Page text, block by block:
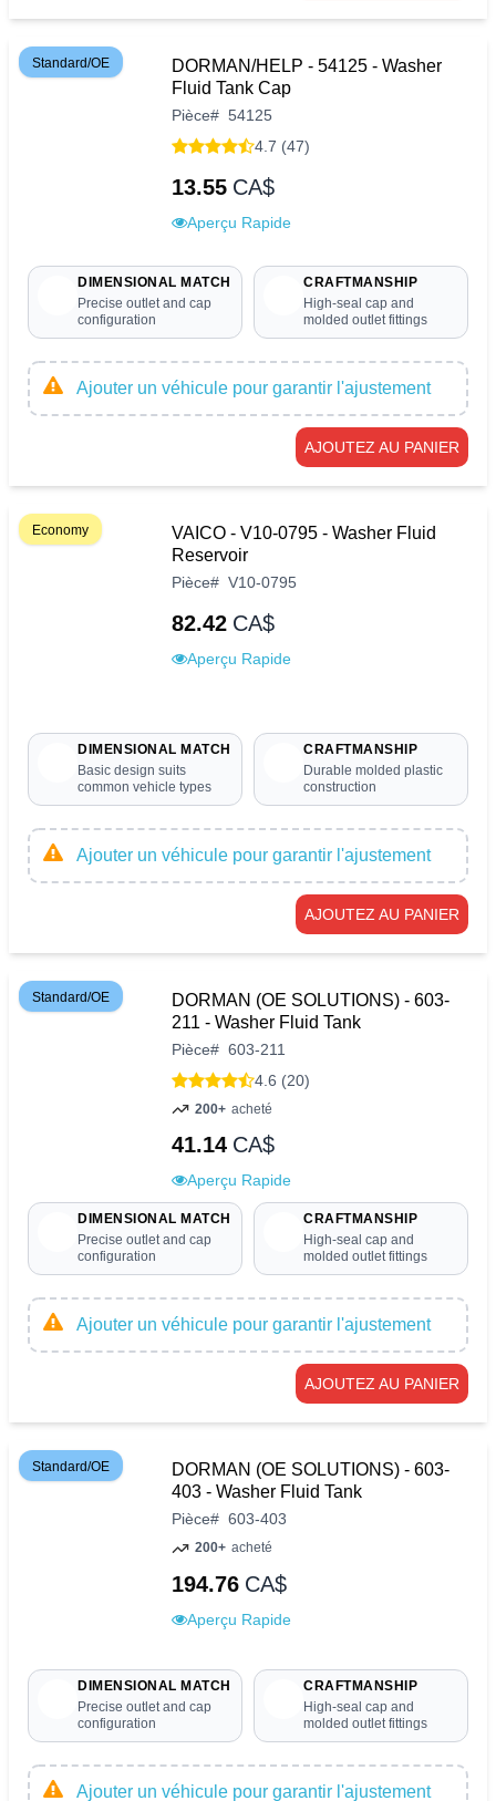
Standard/OE
DORMAN/HELP - 54125 - Washer
Fluid Tank Cap
Pièce# 54125
4.7 (47)
13.55 CA$
Aperçu Rapide
DIMENSIONAL MATCH
Precise outlet and cap
configuration
CRAFTMANSHIP
High-seal cap and
molded outlet fittings
Ajouter un véhicule pour garantir l'ajustement
AJOUTEZ AU PANIER
Economy
VAICO - V10-0795 - Washer Fluid
Reservoir
Pièce# V10-0795
82.42 CA$
Aperçu Rapide
DIMENSIONAL MATCH
Basic design suits
common vehicle types
CRAFTMANSHIP
Durable molded plastic
construction
Ajouter un véhicule pour garantir l'ajustement
AJOUTEZ AU PANIER
Standard/OE
DORMAN (OE SOLUTIONS) - 603-
211 - Washer Fluid Tank
Pièce# 603-211
4.6 (20)
200+ acheté
41.14 CA$
Aperçu Rapide
DIMENSIONAL MATCH
Precise outlet and cap
configuration
CRAFTMANSHIP
High-seal cap and
molded outlet fittings
Ajouter un véhicule pour garantir l'ajustement
AJOUTEZ AU PANIER
Standard/OE
DORMAN (OE SOLUTIONS) - 603-
403 - Washer Fluid Tank
Pièce# 603-403
200+ acheté
194.76 CA$
Aperçu Rapide
DIMENSIONAL MATCH
Precise outlet and cap
configuration
CRAFTMANSHIP
High-seal cap and
molded outlet fittings
Ajouter un véhicule pour garantir l'ajustement